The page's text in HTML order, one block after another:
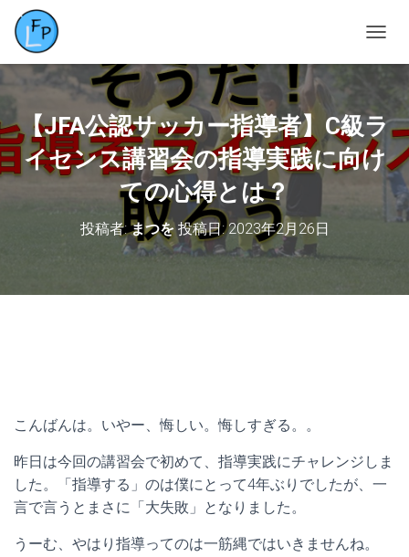
ビ
シ
ョ
ン
を
【JFA公認サッカー指導者】C級ラ
イセンス講習会の指導実践に向け
ての心得とは？
投稿者:まつを投稿日:2023年2月26日
こんばんは。いやー、悔しい。悔しすぎる。。
昨日は今回の講習会で初めて、指導実践にチャレンジしま
した。「指導する」のは僕にとって4年ぶりでしたが、一
言で言うとまさに「大失敗」となりました。
うーむ、やはり指導ってのは一筋縄ではいきませんね。